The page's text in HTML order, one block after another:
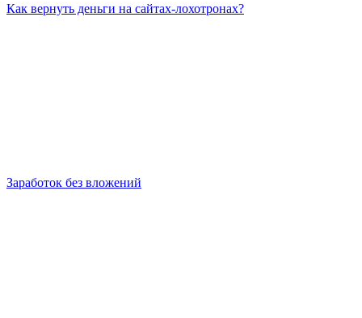
Как вернуть деньги на сайтах-лохотронах?
Заработок без вложений